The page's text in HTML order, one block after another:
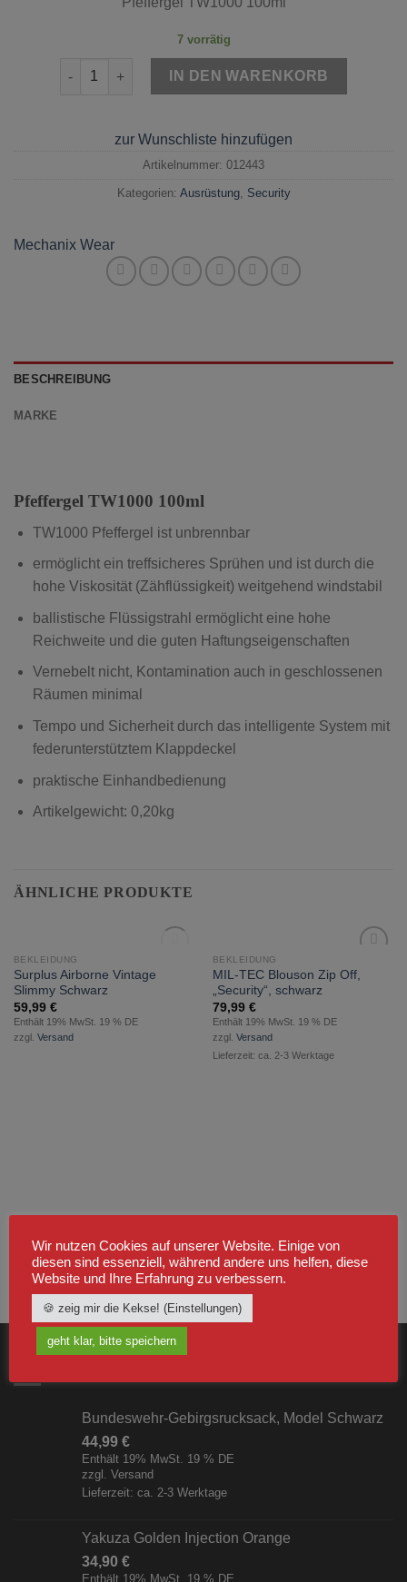
7 vorrätig
Pfeffergel TW1000 100ml Menge
IN DEN WARENKORB
zur Wunschliste hinzufügen
Artikelnummer: 012443
Kategorien: Ausrüstung, Security
Mechanix Wear
BESCHREIBUNG
MARKE
Pfeffergel TW1000 100ml
TW1000 Pfeffergel ist unbrennbar
ermöglicht ein treffsicheres Sprühen und ist durch die
hohe Viskosität (Zähflüssigkeit) weitgehend windstabil
ballistische Flüssigstrahl ermöglicht eine hohe
Reichweite und die guten Haftungseigenschaften
Vernebelt nicht, Kontamination auch in geschlossenen
Räumen minimal
Tempo und Sicherheit durch das intelligente System mit
federunterstütztem Klappdeckel
praktische Einhandbedienung
Artikelgewicht: 0,20kg
ÄHNLICHE PRODUKTE
Wunschliste
NICHT VORRÄTIG
BEKLEIDUNG
Surplus Airborne Vintage
Slimmy Schwarz
59,99 €
Enthält 19% MwSt. 19 % DE
zzgl. Versand
zur
Wunschliste
BEKLEIDUNG
MIL-TEC Blouson Zip Off,
„Security“, schwarz
79,99 €
Enthält 19% MwSt. 19 % DE
zzgl. Versand
Lieferzeit: ca. 2-3 Werktage
Bundeswehr-Gebirgsrucksack, Model Schwarz
44,99 €
Enthält 19% MwSt. 19 % DE
zzgl. Versand
Lieferzeit: ca. 2-3 Werktage
Yakuza Golden Injection Orange
34,90 €
Enthält 19% MwSt. 19 % DE
Wir nutzen Cookies auf unserer Website. Einige von
diesen sind essenziell, während andere uns helfen, diese
Website und Ihre Erfahrung zu verbessern.
🍪 zeig mir die Kekse! (Einstellungen)
geht klar, bitte speichern